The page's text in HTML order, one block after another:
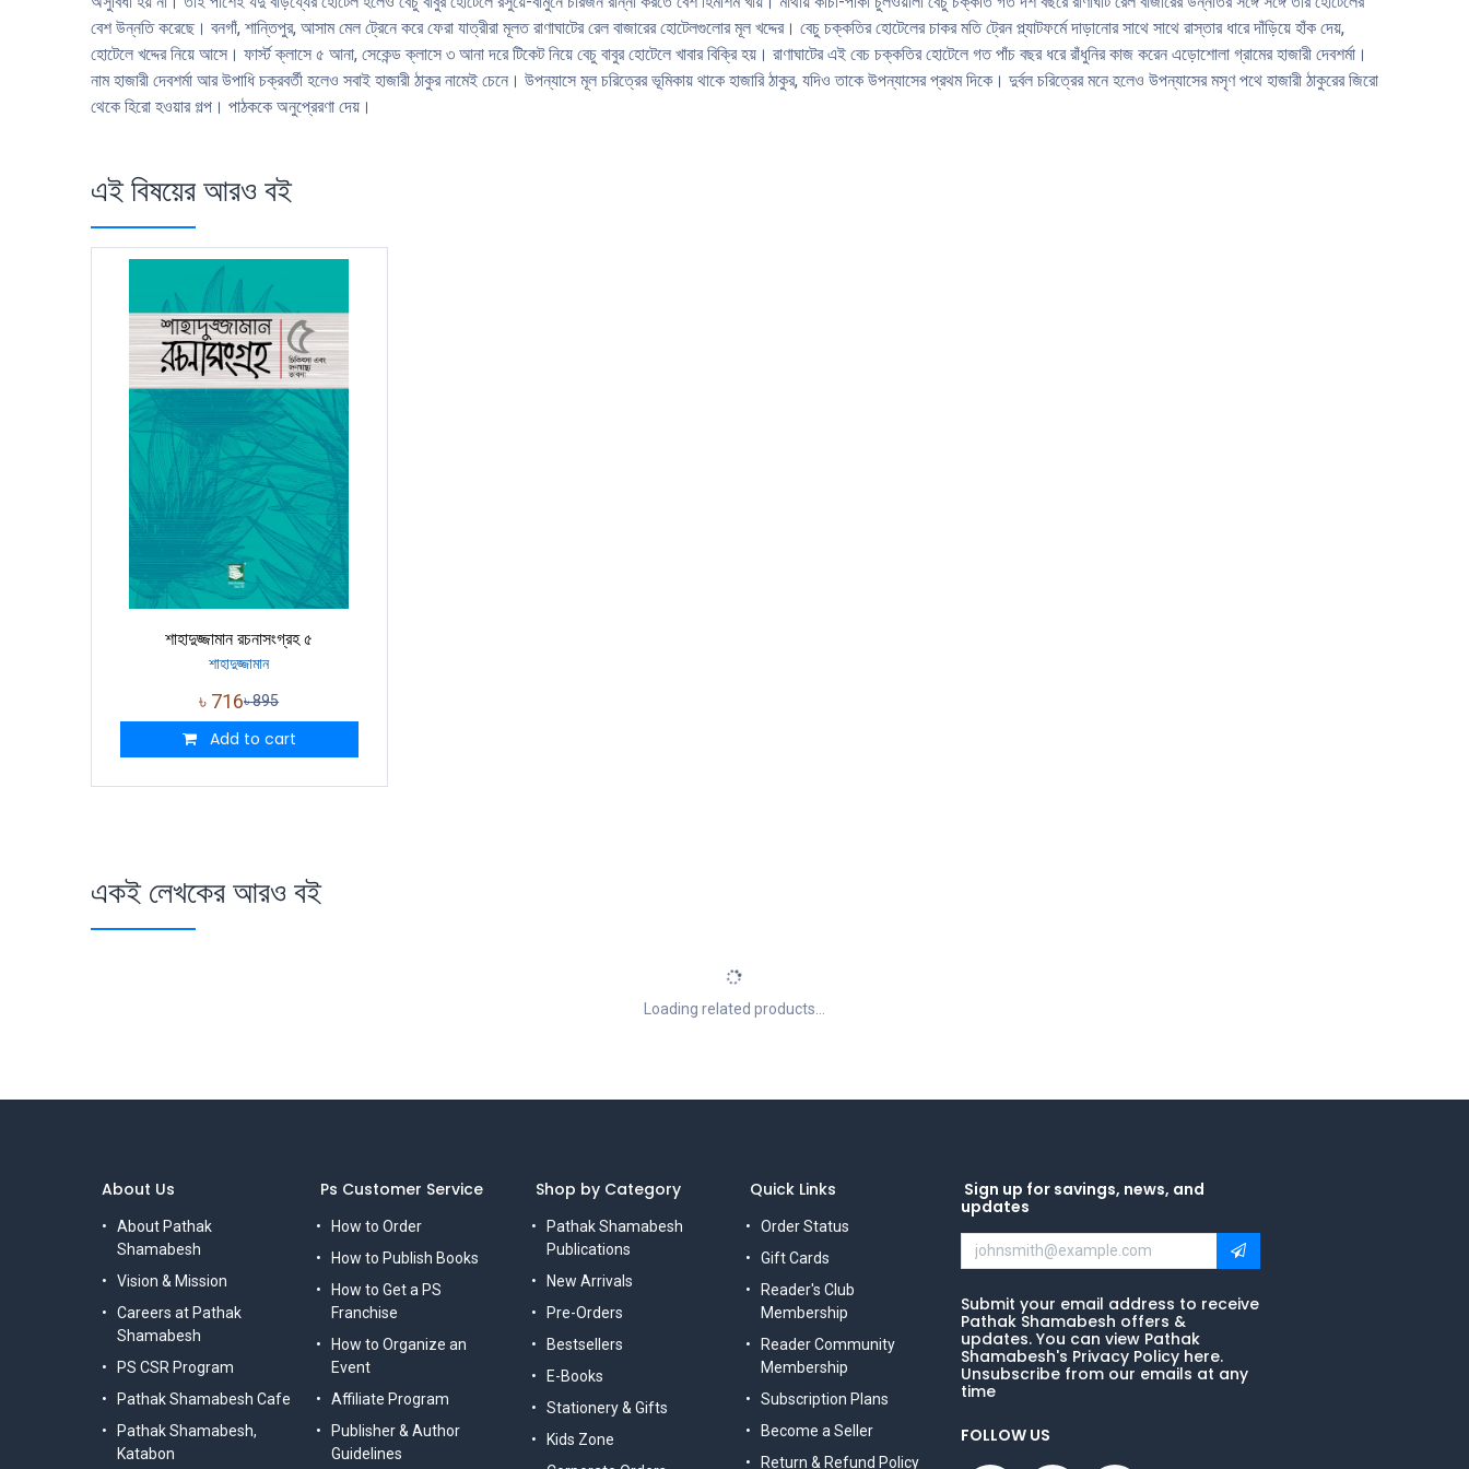
বেশ উন্নতি করেছে। বনগাঁ, শান্তিপুর, আসাম মেল ট্রেনে করে ফেরা যাত্রীরা মূলত রাণাঘাটের রেল বাজারের হােটেলগুলাের মূল খদ্দের। বেচু চক্কতির হােটেলের চাকর মতি ট্রেন প্ল্যাটফর্মে দাড়ানাের সাথে সাথে রাস্তার ধারে দাঁড়িয়ে হাঁক দেয়,
হােটেলে খদ্দের নিয়ে আসে। ফার্স্ট ক্লাসে ৫ আনা, সেকেন্ড ক্লাসে ৩ আনা দরে টিকেট নিয়ে বেচু বাবুর হােটেলে খাবার বিক্রি হয়। রাণাঘাটের এই বেচ চক্কতির হােটেলে গত পাঁচ বছর ধরে রাঁধুনির কাজ করেন এড়ােশােলা গ্রামের হাজারী দেবশর্মা।
নাম হাজারী দেবশর্মা আর উপাধি চক্রবর্তী হলেও সবাই হাজারী ঠাকুর নামেই চেনে। উপন্যাসে মূল চরিত্রের ভূমিকায় থাকে হাজারি ঠাকুর, যদিও তাকে উপন্যাসের প্রথম দিকে। দুর্বল চরিত্রের মনে হলেও উপন্যাসের মসৃণ পথে হাজারী ঠাকুরের জিরাে
থেকে হিরাে হওয়ার গল্প। পাঠককে অনুপ্রেরণা দেয়।
এই বিষয়ের আরও বই
শাহাদুজ্জামান রচনাসংগ্রহ ৫
শাহাদুজ্জামান
৳ 716৳895
Add to cart
একই লেখকের আরও বই
Loading related products...
Ps Customer Service
How to Order
How to Publish Books
How to Get a PS
Franchise
How to Organize an
Event
Affiliate Program
Publisher & Author
Guidelines
Shop by Category
Pathak Shamabesh
Publications
New Arrivals
Pre-Orders
Bestsellers
E-Books
Stationery & Gifts
Kids Zone
Quick Links
Order Status
Gift Cards
Reader's Club
Membership
Reader Community
Membership
Subscription Plans
Become a Seller
Return & Refund Policy
Sign up for savings, news, and
updates
Submit your email address to receive
Pathak Shamabesh offers &
updates. You can view Pathak
Shamabesh's Privacy Policy here.
Unsubscribe from our emails at any
time
FOLLOW US
About Us
About Pathak
Shamabesh
Vision & Mission
Careers at Pathak
Shamabesh
PS CSR Program
Pathak Shamabesh Cafe
Pathak Shamabesh,
Katabon